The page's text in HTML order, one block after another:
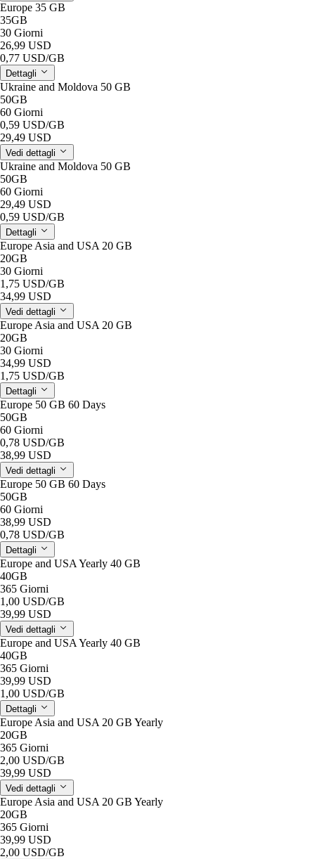
Europe 35 GB
35GB
30 Giorni
26,99 USD
0,77 USD/GB
Dettagli
Ukraine and Moldova 50 GB
50GB
60 Giorni
0,59 USD/GB
29,49 USD
Vedi dettagli
Ukraine and Moldova 50 GB
50GB
60 Giorni
29,49 USD
0,59 USD/GB
Dettagli
Europe Asia and USA 20 GB
20GB
30 Giorni
1,75 USD/GB
34,99 USD
Vedi dettagli
Europe Asia and USA 20 GB
20GB
30 Giorni
34,99 USD
1,75 USD/GB
Dettagli
Europe 50 GB 60 Days
50GB
60 Giorni
0,78 USD/GB
38,99 USD
Vedi dettagli
Europe 50 GB 60 Days
50GB
60 Giorni
38,99 USD
0,78 USD/GB
Dettagli
Europe and USA Yearly 40 GB
40GB
365 Giorni
1,00 USD/GB
39,99 USD
Vedi dettagli
Europe and USA Yearly 40 GB
40GB
365 Giorni
39,99 USD
1,00 USD/GB
Dettagli
Europe Asia and USA 20 GB Yearly
20GB
365 Giorni
2,00 USD/GB
39,99 USD
Vedi dettagli
Europe Asia and USA 20 GB Yearly
20GB
365 Giorni
39,99 USD
2,00 USD/GB